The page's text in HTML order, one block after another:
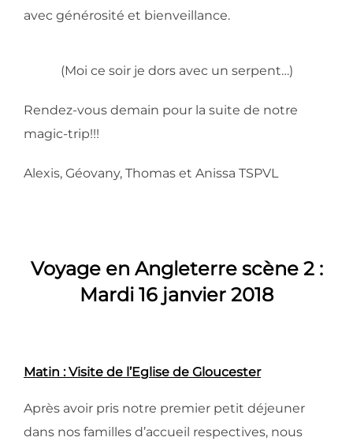
avec générosité et bienveillance.
(Moi ce soir je dors avec un serpent…)
Rendez-vous demain pour la suite de notre
magic-trip!!!
Alexis, Géovany, Thomas et Anissa TSPVL
Voyage en Angleterre scène 2 :
Mardi 16 janvier 2018
Matin : Visite de l’Eglise de Gloucester
Après avoir pris notre premier petit déjeuner
dans nos familles d’accueil respectives, nous